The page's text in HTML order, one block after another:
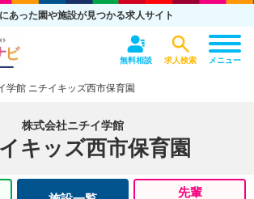
あった園や施設が見つかる求人サイト
無料相談 求人検索 メニュー
学館 ニチイキッズ西市保育園
株式会社ニチイ学館
キッズ西市保育園
先輩